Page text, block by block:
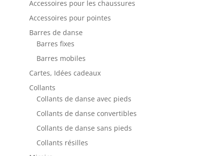
Accessoires pour les chaussures
Accessoires pour pointes
Barres de danse
Barres fixes
Barres mobiles
Cartes, Idées cadeaux
Collants
Collants de danse avec pieds
Collants de danse convertibles
Collants de danse sans pieds
Collants résilles